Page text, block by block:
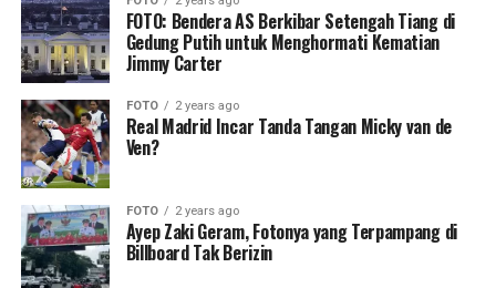
FOTO: Bendera AS Berkibar Setengah Tiang di
Gedung Putih untuk Menghormati Kematian
Jimmy Carter
FOTO 2 years ago
Real Madrid Incar Tanda Tangan Micky van de
Ven?
FOTO 2 years ago
Ayep Zaki Geram, Fotonya yang Terpampang di
Billboard Tak Berizin